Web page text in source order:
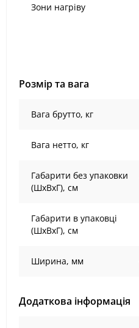
Зони нагріву
Розмір та вага
Вага брутто, кг
Вага нетто, кг
Габарити без упаковки
(ШxВxГ), cм
Габарити в упаковці
(ШxВxГ), cм
Ширина, мм
Додаткова інформація